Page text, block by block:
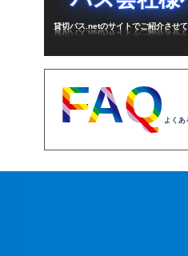
貸切バス.netのサイトでご紹介させ
FAQ よくあ